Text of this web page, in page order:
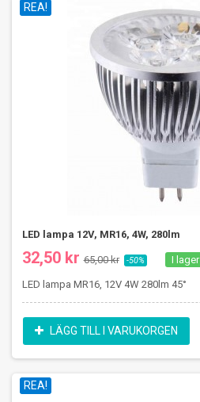
REA!
LED lampa 12V, MR16, 4W, 280lm
32,50 kr65,00 kr -50% I lager
LED lampa MR16, 12V 4W 280lm 45°
LÄGG TILL I VARUKORGEN
REA!